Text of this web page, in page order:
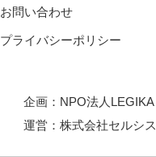
お問い合わせ
プライバシーポリシー
企画： NPO法人LEGIKA
運営： 株式会社セルシス